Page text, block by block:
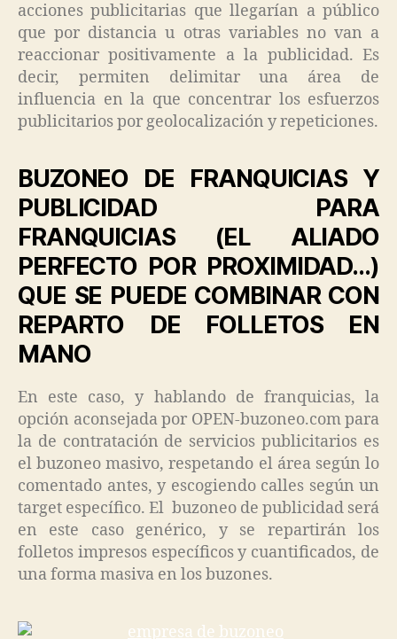
acciones publicitarias que llegarían a público
que por distancia u otras variables no van a
reaccionar positivamente a la publicidad. Es
decir, permiten delimitar una área de
influencia en la que concentrar los esfuerzos
publicitarios por geolocalización y repeticiones.
BUZONEO DE FRANQUICIAS Y
PUBLICIDAD PARA
FRANQUICIAS (EL ALIADO
PERFECTO POR PROXIMIDAD…)
QUE SE PUEDE COMBINAR CON
REPARTO DE FOLLETOS EN
MANO
En este caso, y hablando de franquicias, la
opción aconsejada por OPEN-buzoneo.com para
la de contratación de servicios publicitarios es
el buzoneo masivo, respetando el área según lo
comentado antes, y escogiendo calles según un
target específico. El buzoneo de publicidad será
en este caso genérico, y se repartirán los
folletos impresos específicos y cuantificados, de
una forma masiva en los buzones.